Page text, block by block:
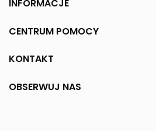
INFORMACJE
CENTRUM POMOCY
KONTAKT
OBSERWUJ NAS